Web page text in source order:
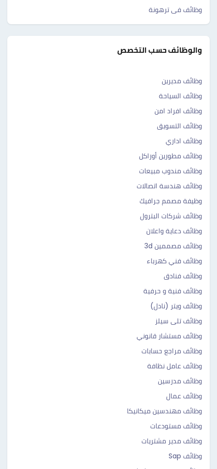
وظائف فى ترهونة
والوظائف حسب التخصص
وظائف مديرين
وظائف السياحة
وظائف افراد امن
وظائف التسويق
وظائف اداري
وظائف مطورين أوراكل
وظائف مندوب مبيعات
وظائف هندسة اتصالات
وظيفة مصمم جرافيك
وظائف شركات البترول
وظائف دعاية واعلان
وظائف مصممين 3d
وظائف فني كهرباء
وظائف فنادق
وظائف فنية و حرفية
وظائف ويتر (نادل)
وظائف تلى سيلز
وظائف مستشار قانوني
وظائف مراجع حسابات
وظائف عامل نظافة
وظائف مدرسين
وظائف عمال
وظائف مهندسين ميكانيكا
وظائف مستودعات
وظائف مدير مشتريات
وظائف Sap